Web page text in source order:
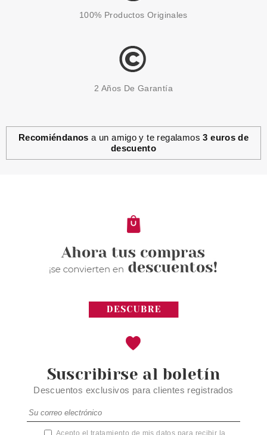
CAROLINA HERRERA
23.95€
100% Productos Originales
2 Años De Garantía
Recomiéndanos a un amigo y te regalamos3 euros de
descuento
Suscribirse al boletín
Descuentos exclusivos para clientes registrados
Acepto el tratamiento de mis datos para recibir la